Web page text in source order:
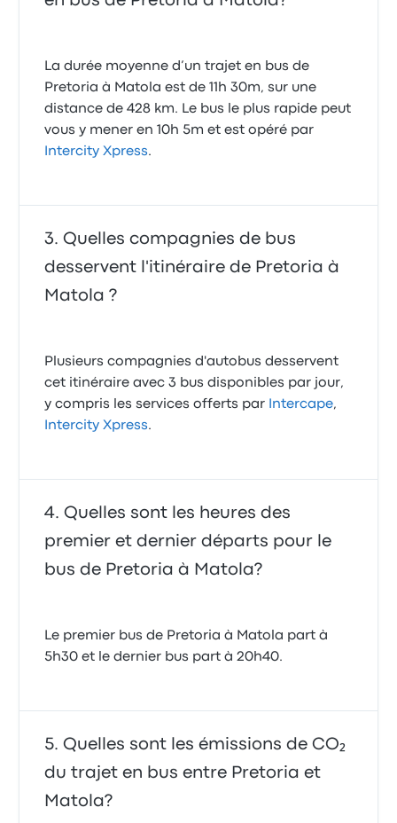
La durée moyenne d’un trajet en bus de
Pretoria à Matola est de 11h 30m, sur une
distance de 428 km. Le bus le plus rapide peut
vous y mener en 10h 5m et est opéré par
Intercity Xpress.
Quelles compagnies de bus
desservent l'itinéraire de Pretoria à
Matola ?
Plusieurs compagnies d'autobus desservent
cet itinéraire avec 3 bus disponibles par jour,
y compris les services offerts par
Intercape,
Intercity Xpress.
Quelles sont les heures des
premier et dernier départs pour le
bus de Pretoria à Matola?
Le premier bus de Pretoria à Matola part à
5h30 et le dernier bus part à 20h40.
Quelles sont les émissions de CO₂
du trajet en bus entre Pretoria et
Matola?